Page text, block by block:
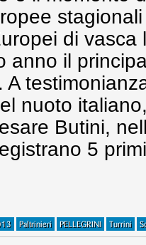
di vasca
anno il
nuoto
Butini,
5
Paltrinieri PELLEGRINI Turrini